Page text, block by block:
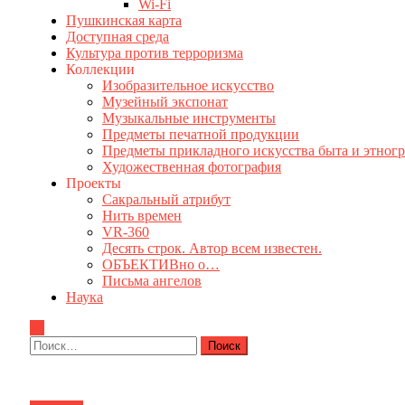
Wi-Fi
Пушкинская карта
Доступная среда
Культура против терроризма
Коллекции
Изобразительное искусство
Музейный экспонат
Музыкальные инструменты
Предметы печатной продукции
Предметы прикладного искусства быта и
Художественная фотография
Проекты
Сакральный атрибут
Нить времен
VR-360
Десять строк. Автор всем известен.
ОБЪЕКТИВно о…
Письма ангелов
Наука
Найти: